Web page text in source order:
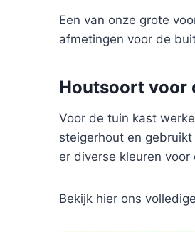
Een van onze grote
afmetingen voor de
Houtsoort voor
Voor de tuin kast
steigerhout en
er diverse kleuren
Bekijk hier ons